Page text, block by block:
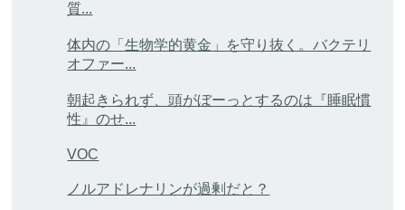
質...
体内の「生物学的黄金」を守り抜く。バクテリ
オファー...
朝起きられず、頭がぼーっとするのは『睡眠慣
性』のせ...
VOC
ノルアドレナリンが過剰だと？